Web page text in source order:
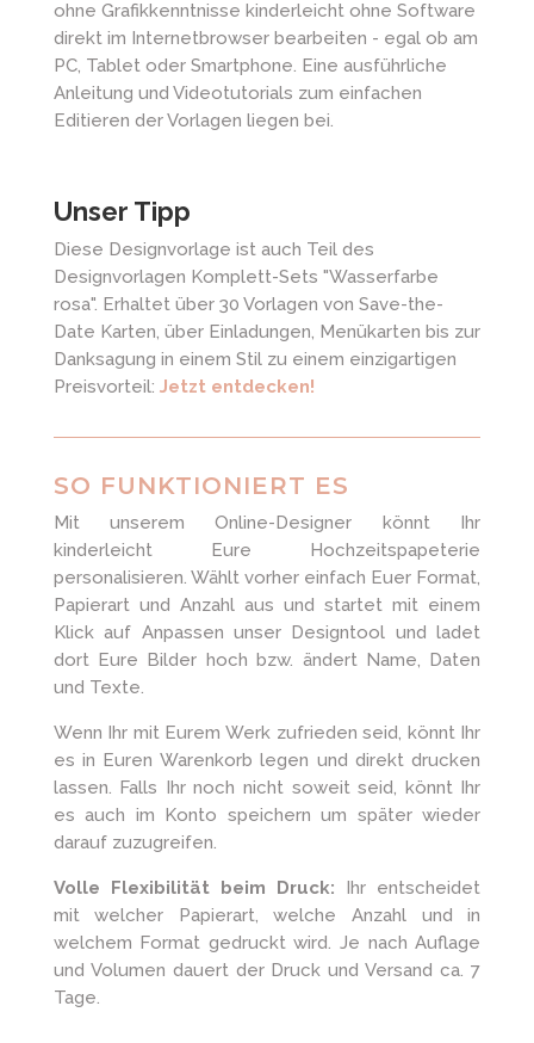
ohne Grafikkenntnisse kinderleicht ohne Software
direkt im Internetbrowser bearbeiten - egal ob am
PC, Tablet oder Smartphone. Eine ausführliche
Anleitung und Videotutorials zum einfachen
Editieren der Vorlagen liegen bei.
Unser Tipp
Diese Designvorlage ist auch Teil des
Designvorlagen Komplett-Sets "Wasserfarbe
rosa". Erhaltet über 30 Vorlagen von Save-the-
Date Karten, über Einladungen, Menükarten bis zur
Danksagung in einem Stil zu einem einzigartigen
Preisvorteil: Jetzt entdecken!
SO FUNKTIONIERT ES
Mit unserem Online-Designer könnt Ihr
kinderleicht Eure Hochzeitspapeterie
personalisieren. Wählt vorher einfach Euer Format,
Papierart und Anzahl aus und startet mit einem
Klick auf Anpassen unser Designtool und ladet
dort Eure Bilder hoch bzw. ändert Name, Daten
und Texte.
Wenn Ihr mit Eurem Werk zufrieden seid, könnt Ihr
es in Euren Warenkorb legen und direkt drucken
lassen. Falls Ihr noch nicht soweit seid, könnt Ihr
es auch im Konto speichern um später wieder
darauf zuzugreifen.
Volle Flexibilität beim Druck: Ihr entscheidet
mit welcher Papierart, welche Anzahl und in
welchem Format gedruckt wird. Je nach Auflage
und Volumen dauert der Druck und Versand ca. 7
Tage.